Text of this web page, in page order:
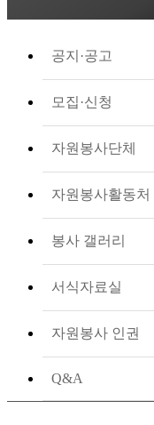
공지·공고
모집·신청
자원봉사단체
자원봉사활동처
봉사 갤러리
서식자료실
자원봉사 인권
Q&A